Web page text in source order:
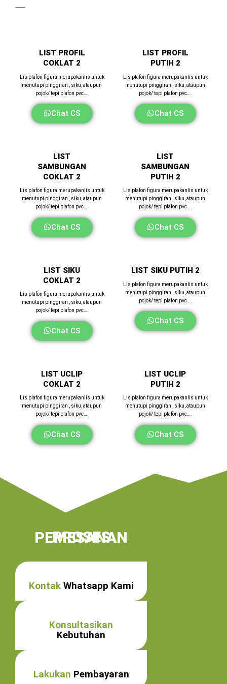
—
LIST PROFIL
COKLAT 2
Lis plafon figura merupakanlis untuk
menutupi pinggiran , siku, ataupun
pojok/ tepi plafon pvc….
Chat CS
LIST PROFIL
PUTIH 2
Lis plafon figura merupakanlis untuk
menutupi pinggiran , siku, ataupun
pojok/ tepi plafon pvc….
Chat CS
LIST
SAMBUNGAN
COKLAT 2
Lis plafon figura merupakanlis untuk
menutupi pinggiran , siku, ataupun
pojok/ tepi plafon pvc….
Chat CS
LIST
SAMBUNGAN
PUTIH 2
Lis plafon figura merupakanlis untuk
menutupi pinggiran , siku, ataupun
pojok/ tepi plafon pvc….
Chat CS
LIST SIKU
COKLAT 2
Lis plafon figura merupakanlis untuk
menutupi pinggiran , siku, ataupun
pojok/ tepi plafon pvc….
Chat CS
LIST SIKU PUTIH 2
Lis plafon figura merupakanlis untuk
menutupi pinggiran , siku, ataupun
pojok/ tepi plafon pvc….
Chat CS
LIST UCLIP
COKLAT 2
Lis plafon figura merupakanlis untuk
menutupi pinggiran , siku, ataupun
pojok/ tepi plafon pvc….
Chat CS
LIST UCLIP
PUTIH 2
Lis plafon figura merupakanlis untuk
menutupi pinggiran , siku, ataupun
pojok/ tepi plafon pvc….
Chat CS
PROSES PEMESANAN
Kontak Whatsapp Kami
Konsultasikan
Kebutuhan
Lakukan Pembayaran